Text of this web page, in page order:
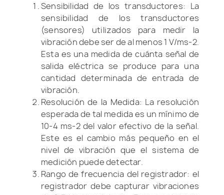
Sensibilidad de los transductores: La
sensibilidad de los transductores
(sensores) utilizados para medir la
vibración debe ser de al menos 1 V/ms-2.
Esta es una medida de cuánta señal de
salida eléctrica se produce para una
cantidad determinada de entrada de
vibración.
Resolución de la Medida: La resolución
esperada de tal medida es un mínimo de
10-4 ms-2 del valor efectivo de la señal.
Este es el cambio más pequeño en el
nivel de vibración que el sistema de
medición puede detectar.
Rango de frecuencia del registrador: el
registrador debe capturar vibraciones